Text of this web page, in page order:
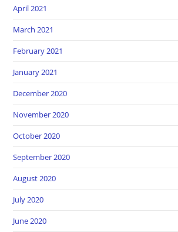
April 2021
March 2021
February 2021
January 2021
December 2020
November 2020
October 2020
September 2020
August 2020
July 2020
June 2020